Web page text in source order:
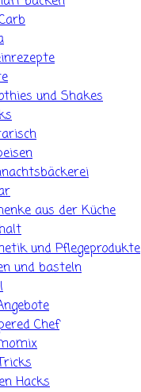
und Shakes
aus der Küche
und Pflegeprodukte
und basteln
Chef
Hacks